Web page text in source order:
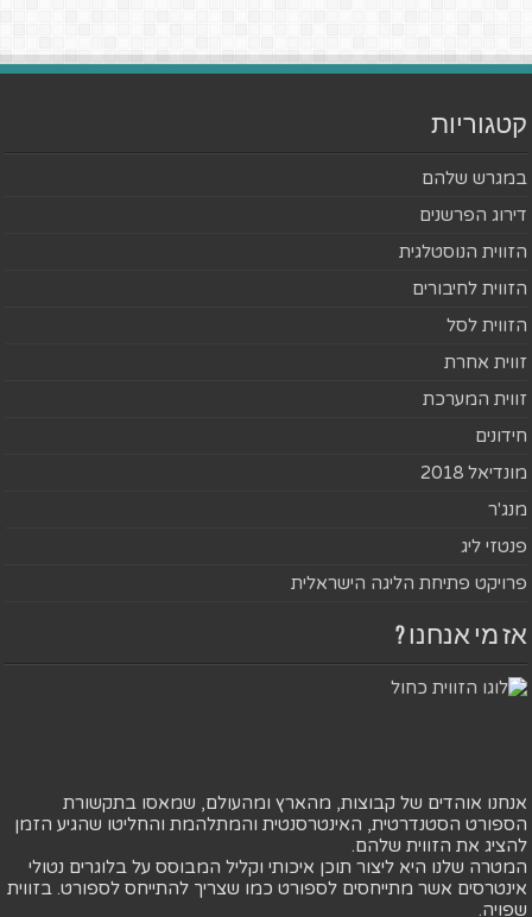
קטגוריות
במגרש שלהם
דירוג הפרשנים
הזווית הנוסטלגית
הזווית לחיבורים
הזווית לסל
זווית אחרת
זווית המערכת
חידונים
מונדיאל 2018
מנג'ר
פנטזי ליג
פרויקט פתיחת הליגה הישראלית
אז מי אנחנו ?
אנחנו אוהדים של קבוצות, מהארץ ומהעולם, שמאסו בתקשורת
הספורט הסטנדרטית, האינטרסנטית והמתלהמת והחליטו שהגיע הזמן
להציג את הזווית שלהם.
המטרה שלנו היא ליצור תוכן איכותי וקליל המבוסס על בלוגרים נטולי
אינטרסים אשר מתייחסים לספורט כמו שצריך להתייחס לספורט. בזווית
שפויה.